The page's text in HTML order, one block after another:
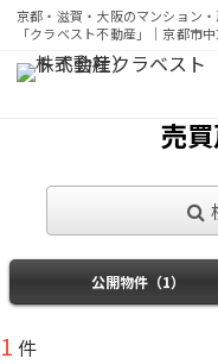
京都・滋賀・大阪のマンション
「クラベスト不動産」｜京都市
京都・滋賀・大阪の
売
公開物件（1）
1 件